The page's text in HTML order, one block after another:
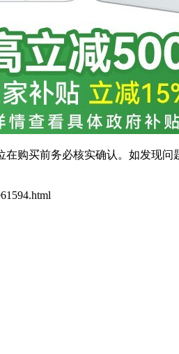
购买前务必核实确认。如发现问